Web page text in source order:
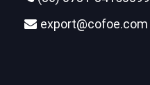
 export@cofoe.com